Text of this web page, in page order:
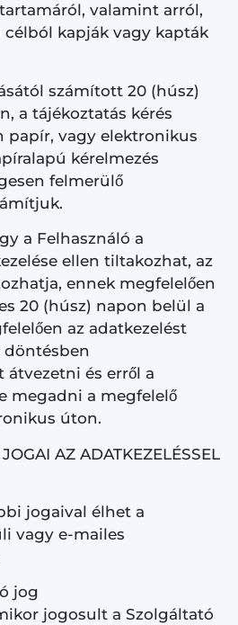
valamint arról,
kapják vagy kapták
számított 20 (húsz)
a tájékoztatás kérés
papír, vagy elektronikus
kérelmezés
felmerülő
a Felhasználó a
ellen tiltakozhat, az
ennek megfelelően
20 (húsz) napon belül a
az adatkezelést
döntésben
és erről a
megadni a megfelelő
úton.
AZ ADATKEZELÉSSEL
jogaival élhet a
vagy e-mailes
jog
jogosult a Szolgáltató